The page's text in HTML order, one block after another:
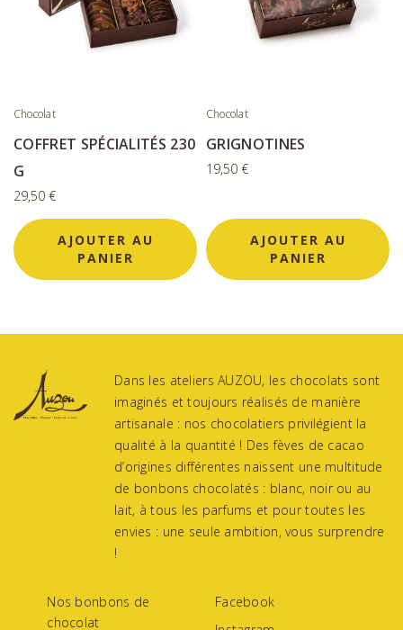
Chocolat
COFFRET SPÉCIALITÉS 230
G
29,50 €
AJOUTER AU
PANIER
Chocolat
GRIGNOTINES
19,50 €
AJOUTER AU
PANIER
Dans les ateliers AUZOU, les chocolats sont
imaginés et toujours réalisés de manière
artisanale : nos chocolatiers privilégient la
qualité à la quantité ! Des fèves de cacao
d’origines différentes naissent une multitude
de bonbons chocolatés : blanc, noir ou au
lait, à tous les parfums et pour toutes les
envies : une seule ambition, vous surprendre
!
Nos bonbons de
chocolat
Facebook